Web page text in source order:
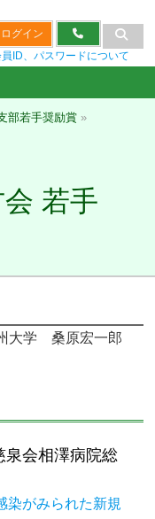
ログイン
ID、パスワードについて
部若手奨励賞 »
若手
大学 桑原宏一郎
会相澤病院総
染がみられた新規